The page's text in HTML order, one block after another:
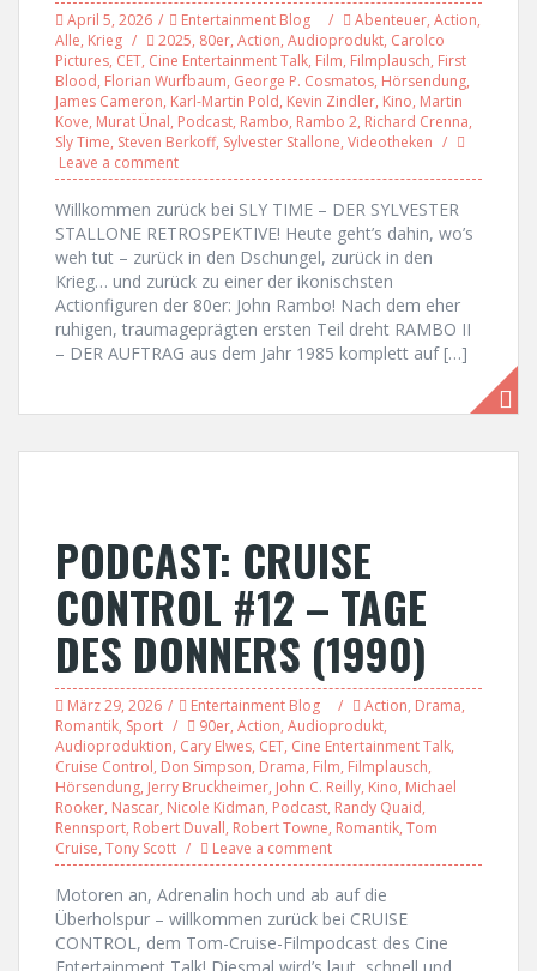
April 5, 2026 Entertainment Blog Abenteuer, Action,
Alle, Krieg 2025, 80er, Action, Audioprodukt, Carolco
Pictures, CET, Cine Entertainment Talk, Film, Filmplausch, First
Blood, Florian Wurfbaum, George P. Cosmatos, Hörsendung,
James Cameron, Karl-Martin Pold, Kevin Zindler, Kino, Martin
Kove, Murat Ünal, Podcast, Rambo, Rambo 2, Richard Crenna,
Sly Time, Steven Berkoff, Sylvester Stallone, Videotheken
Leave a comment
Willkommen zurück bei SLY TIME – DER SYLVESTER
STALLONE RETROSPEKTIVE! Heute geht’s dahin, wo’s
weh tut – zurück in den Dschungel, zurück in den
Krieg… und zurück zu einer der ikonischsten
Actionfiguren der 80er: John Rambo! Nach dem eher
ruhigen, traumageprägten ersten Teil dreht RAMBO II
– DER AUFTRAG aus dem Jahr 1985 komplett auf […]
PODCAST: CRUISE
CONTROL #12 – TAGE
DES DONNERS (1990)
März 29, 2026 Entertainment Blog Action, Drama,
Romantik, Sport 90er, Action, Audioprodukt,
Audioproduktion, Cary Elwes, CET, Cine Entertainment Talk,
Cruise Control, Don Simpson, Drama, Film, Filmplausch,
Hörsendung, Jerry Bruckheimer, John C. Reilly, Kino, Michael
Rooker, Nascar, Nicole Kidman, Podcast, Randy Quaid,
Rennsport, Robert Duvall, Robert Towne, Romantik, Tom
Cruise, Tony Scott Leave a comment
Motoren an, Adrenalin hoch und ab auf die
Überholspur – willkommen zurück bei CRUISE
CONTROL, dem Tom-Cruise-Filmpodcast des Cine